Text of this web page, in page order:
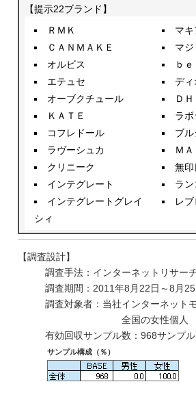
【提示22ブランド】
ＲＭＫ
ＣＡＮＭＡＫＥ
オルビス
エテュセ
オーブクチュール
ＫＡＴＥ
コフレドール
ラヴーシュカ
クリニーク
インテグレート
インテグレートグレイ
シィ
マキ
マ
ｂ
ディ
ＤＨ
ラボ
ブル
ＭＡ
無印
ラン
レ
【調査設計】
調査手法：インターネットリサー
調査期間：2011年8月22日～8月25
調査対象者：当社インターネット
全国の女性個人
有効回収サンプル数：968サンプル
サンプル構成（％）